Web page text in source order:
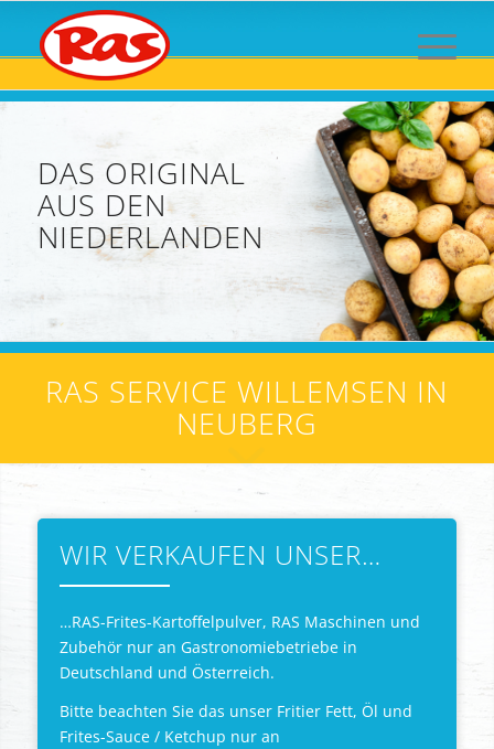
DAS ORIGINAL
AUS DEN
NIEDERLANDEN
RAS SERVICE WILLEMSEN IN
NEUBERG
WIR VERKAUFEN UNSER…
…RAS-Frites-Kartoffelpulver, RAS Maschinen und
Zubehör nur an Gastronomiebetriebe in
Deutschland und Österreich.
Bitte beachten Sie das unser Fritier Fett, Öl und
Frites-Sauce / Ketchup nur an